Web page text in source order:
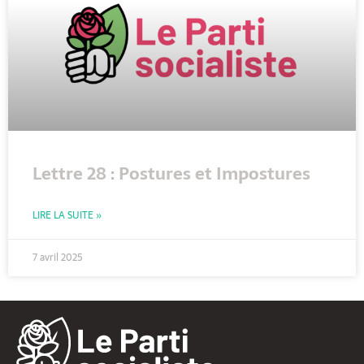
Lettre 28 : Postures et Impostures
LIRE LA SUITE »
7 avril 2025